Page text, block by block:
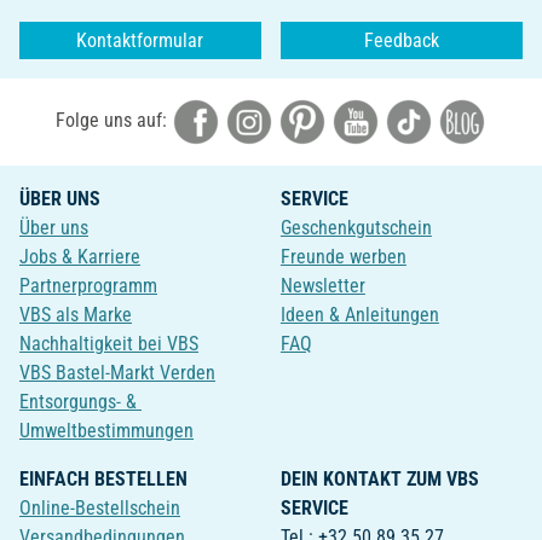
Kontaktformular Feedback
Folge uns auf:
ÜBER UNS
Über uns
Jobs & Karriere
Partnerprogramm
VBS als Marke
Nachhaltigkeit bei VBS
VBS Bastel-Markt Verden
Entsorgungs- &
Umweltbestimmungen
SERVICE
Geschenkgutschein
Freunde werben
Newsletter
Ideen & Anleitungen
FAQ
EINFACH BESTELLEN
Online-Bestellschein
DEIN KONTAKT ZUM VBS
SERVICE